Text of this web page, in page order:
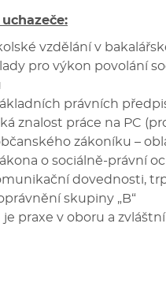
vzdělání v
pro výkon povolání
právních
znalost práce na PC
zákoníku –
o sociálně-právní
dovednosti,
skupiny „B“
praxe v oboru a